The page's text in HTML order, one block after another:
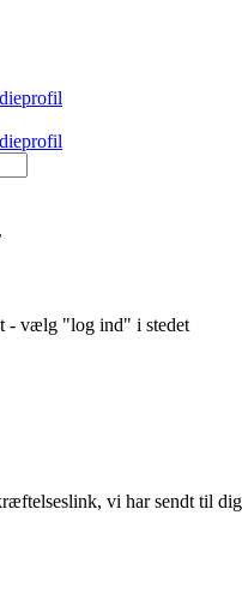
- vælg "log ind" i stedet
vi har sendt til